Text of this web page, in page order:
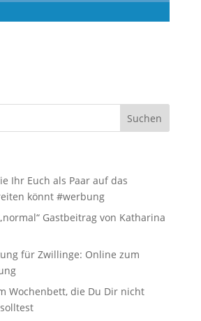
Ihr Euch als Paar auf das
könnt #werbung
Gastbeitrag von Katharina
für Zwillinge: Online zum
Wochenbett, die Du Dir nicht